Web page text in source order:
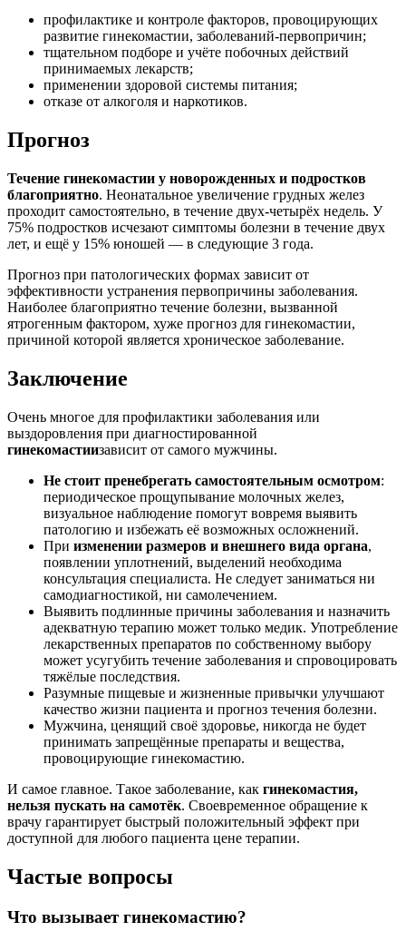
профилактике и контроле факторов, провоцирующих
развитие гинекомастии, заболеваний-первопричин;
тщательном подборе и учёте побочных действий
принимаемых лекарств;
применении здоровой системы питания;
отказе от алкоголя и наркотиков.
Прогноз
Течение гинекомастии у новорожденных и подростков
благоприятно. Неонатальное увеличение грудных желез
проходит самостоятельно, в течение двух-четырёх недель. У
75% подростков исчезают симптомы болезни в течение двух
лет, и ещё у 15% юношей — в следующие 3 года.
Прогноз при патологических формах зависит от
эффективности устранения первопричины заболевания.
Наиболее благоприятно течение болезни, вызванной
ятрогенным фактором, хуже прогноз для гинекомастии,
причиной которой является хроническое заболевание.
Заключение
Очень многое для профилактики заболевания или
выздоровления при диагностированной
гинекомастиизависит от самого мужчины.
Не стоит пренебрегать самостоятельным осмотром:
периодическое прощупывание молочных желез,
визуальное наблюдение помогут вовремя выявить
патологию и избежать её возможных осложнений.
При изменении размеров и внешнего вида органа,
появлении уплотнений, выделений необходима
консультация специалиста. Не следует заниматься ни
самодиагностикой, ни самолечением.
Выявить подлинные причины заболевания и назначить
адекватную терапию может только медик. Употребление
лекарственных препаратов по собственному выбору
может усугубить течение заболевания и спровоцировать
тяжёлые последствия.
Разумные пищевые и жизненные привычки улучшают
качество жизни пациента и прогноз течения болезни.
Мужчина, ценящий своё здоровье, никогда не будет
принимать запрещённые препараты и вещества,
провоцирующие гинекомастию.
И самое главное. Такое заболевание, как гинекомастия,
нельзя пускать на самотёк. Своевременное обращение к
врачу гарантирует быстрый положительный эффект при
доступной для любого пациента цене терапии.
Частые вопросы
Что вызывает гинекомастию?